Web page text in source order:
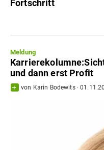
Fortschritt
Meldung
und dann erst Profit
von Karin Bodewits·